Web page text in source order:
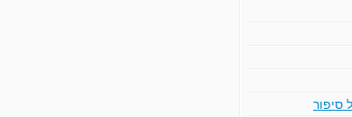
סיפור